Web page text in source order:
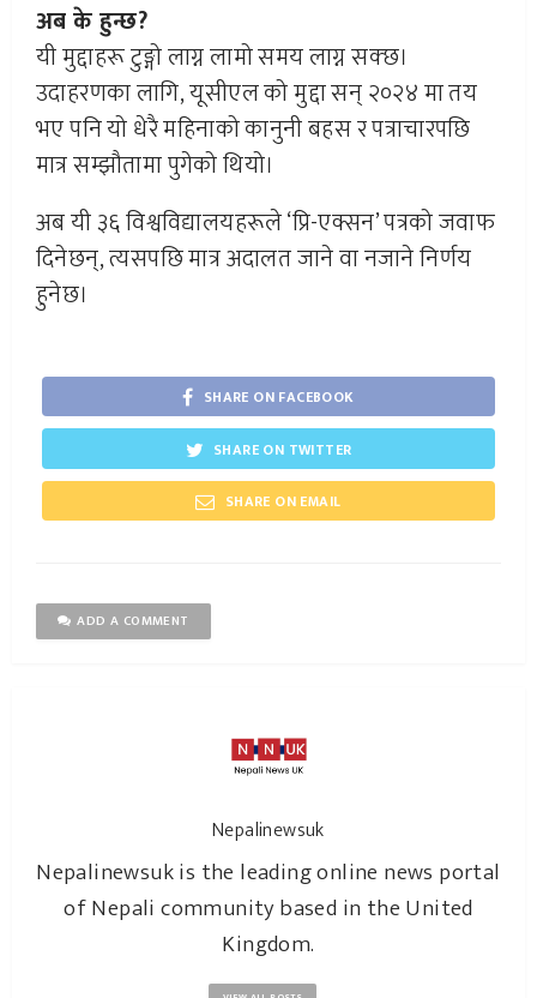
अब के हुन्छ?
यी मुद्दाहरू टुङ्गो लाग्न लामो समय लाग्न सक्छ।
उदाहरणका लागि, यूसीएल को मुद्दा सन् २०२४ मा तय
भए पनि यो धेरै महिनाको कानुनी बहस र पत्राचारपछि
मात्र सम्झौतामा पुगेको थियो।
अब यी ३६ विश्वविद्यालयहरूले ‘प्रि-एक्सन’ पत्रको जवाफ
दिनेछन्, त्यसपछि मात्र अदालत जाने वा नजाने निर्णय
हुनेछ।
SHARE ON FACEBOOK
SHARE ON TWITTER
SHARE ON EMAIL
ADD A COMMENT
Nepalinewsuk
Nepalinewsuk is the leading online news portal
of Nepali community based in the United
Kingdom.